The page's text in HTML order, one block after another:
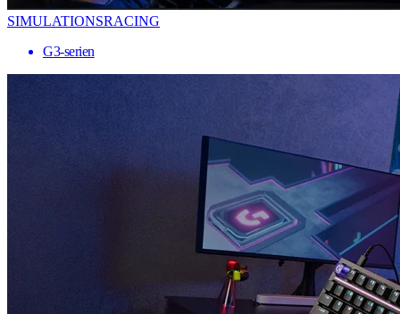
SIMULATIONSRACING
G3-serien